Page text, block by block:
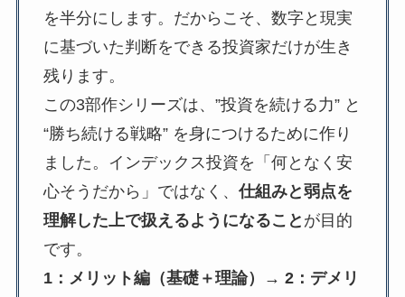
を半分にします。だからこそ、数字と現実
に基づいた判断をできる投資家だけが生き
残ります。
この3部作シリーズは、”投資を続ける力” と
“勝ち続ける戦略” を身につけるために作り
ました。インデックス投資を「何となく安
心そうだから」ではなく、 仕組みと弱点を
理解した上で扱えるようになること が目的
です。
1：メリット編（基礎＋理論）→ 2：デメリ